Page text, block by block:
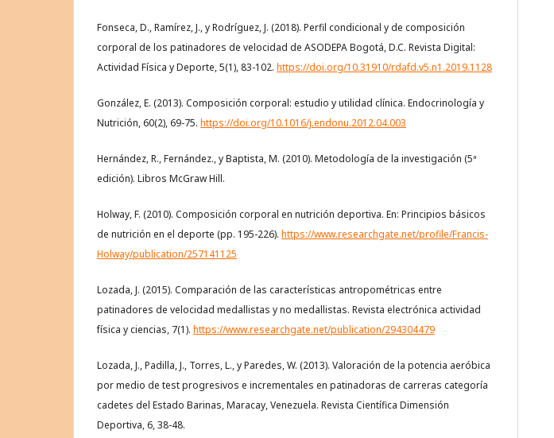
Fonseca, D., Ramírez, J., y Rodríguez, J. (2018). Perfil condicional y de composición
corporal de los patinadores de velocidad de ASODEPA Bogotá, D.C. Revista Digital:
Actividad Física y Deporte, 5(1), 83-102. https://doi.org/10.31910/rdafd.v5.n1.2019.1128
González, E. (2013). Composición corporal: estudio y utilidad clínica. Endocrinología y
Nutrición, 60(2), 69-75. https://doi.org/10.1016/j.endonu.2012.04.003
Hernández, R., Fernández., y Baptista, M. (2010). Metodología de la investigación (5ª
edición). Libros McGraw Hill.
Holway, F. (2010). Composición corporal en nutrición deportiva. En: Principios básicos
de nutrición en el deporte (pp. 195-226). https://www.researchgate.net/profile/Francis-
Holway/publication/257141125
Lozada, J. (2015). Comparación de las características antropométricas entre
patinadores de velocidad medallistas y no medallistas. Revista electrónica actividad
física y ciencias, 7(1). https://www.researchgate.net/publication/294304479
Lozada, J., Padilla, J., Torres, L., y Paredes, W. (2013). Valoración de la potencia aeróbica
por medio de test progresivos e incrementales en patinadoras de carreras categoría
cadetes del Estado Barinas, Maracay, Venezuela. Revista Científica Dimensión
Deportiva, 6, 38-48.